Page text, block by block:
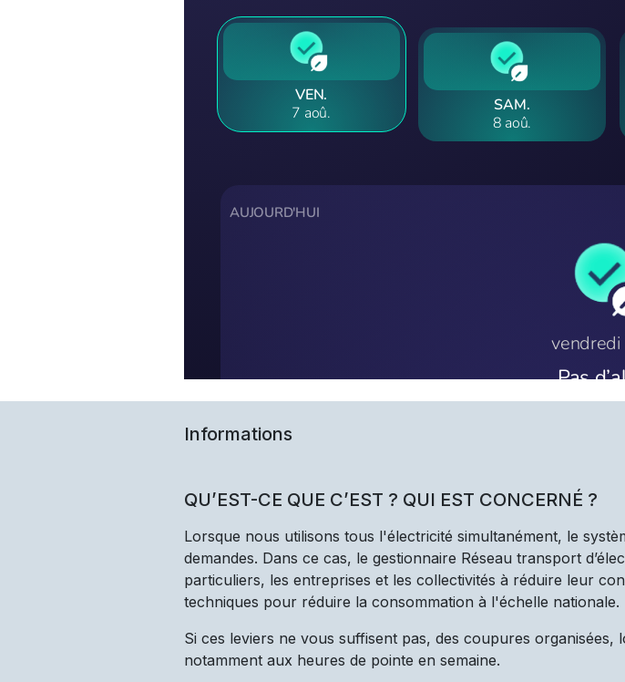
Informations
QU’EST-CE QUE C’EST ? QUI EST CONCERNÉ ?
Lorsque nous utilisons tous l'électricité simultanément, le
demandes. Dans ce cas, le gestionnaire Réseau transport
particuliers, les entreprises et les collectivités à réduire leur
techniques pour réduire la consommation à l'échelle nationale.
Si ces leviers ne vous suffisent pas, des coupures organisées,
notamment aux heures de pointe en semaine.